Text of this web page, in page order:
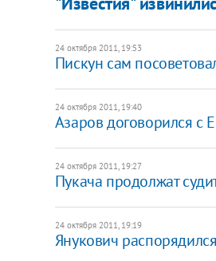
24 октября 2011, 19:53
Пискун сам
24 октября 2011, 19:40
​Азаров договорился с
24 октября 2011, 19:27
Пукача продолжат
24 октября 2011, 19:19
​Янукович